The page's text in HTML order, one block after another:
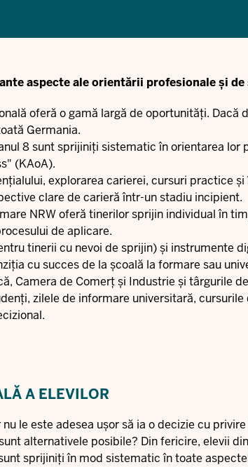
aspecte ale orientării profesionale și
oferă o gamă largă de oportunități. Dacă
Germania.
8 sunt sprijiniți sistematic în orientarea lor
(KAoA).
explorarea carierei, cursuri practice
clare de carieră într-un stadiu incipient.
NRW oferă tinerilor sprijin individual în
de aplicare.
tinerii cu nevoi de sprijin) și instrumente
cu succes de la școală la formare sau
Camera de Comerț și Industrie și târgurile
zilele de informare universitară, cursurile
A ELEVILOR
le este adesea ușor să ia o decizie cu
alternativele posibile? Din fericire, elevii
sprijiniți în mod sistematic în toate